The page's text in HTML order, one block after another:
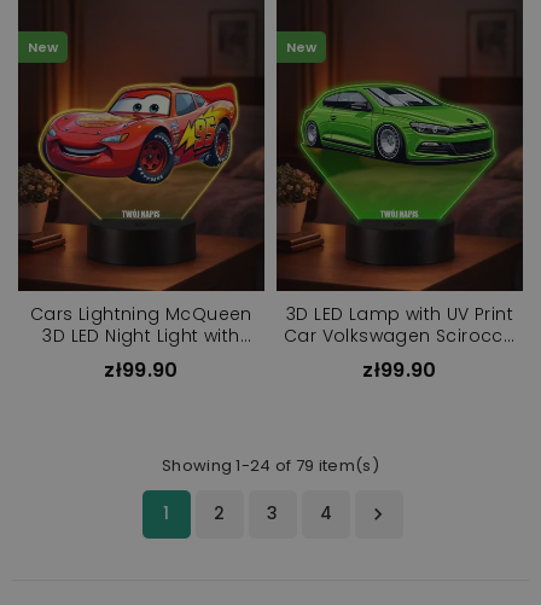
New
Cars Lightning McQueen
3D LED Night Light with
Name
zł99.90
New
3D LED Lamp with UV Print
Car Volkswagen Scirocco
R
zł99.90
Showing 1-24 of 79 item(s)
1 2 3 4 